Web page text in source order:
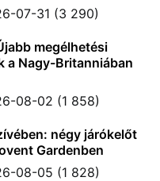
07-31 (3 290)
megélhetési
a Nagy-Britanniában
08-02 (1 858)
négy járókelőt
Gardenben
08-05 (1 828)